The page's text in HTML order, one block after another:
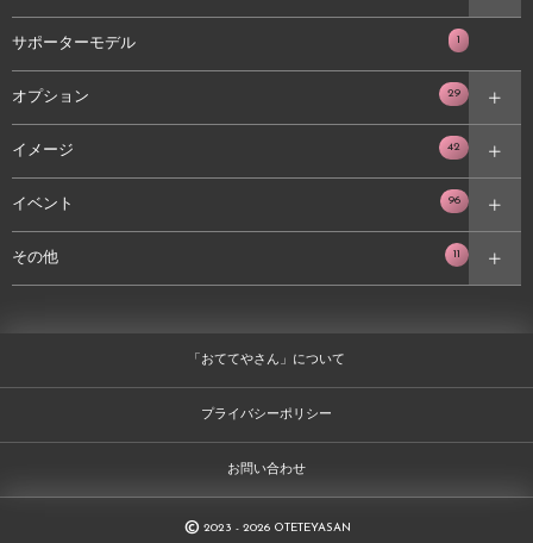
サポーターモデル 1
オプション 29
イメージ 42
イベント 96
その他 11
「おててやさん」について
プライバシーポリシー
お問い合わせ
© 2023 - 2026 OTETEYASAN